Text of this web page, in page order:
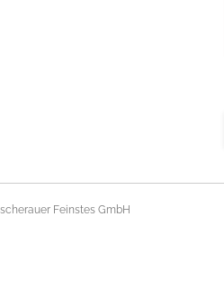
Feinstes GmbH